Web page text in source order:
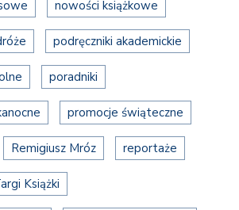
nowości książkowe
podręczniki akademickie
poradniki
promocje świąteczne
Remigiusz Mróz reportaże
Książki